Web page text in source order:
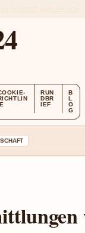
RUN
DBR
IEF
B
L
O
G